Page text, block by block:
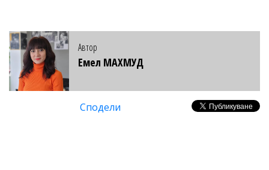
Автор
Емел МАХМУД
Сподели